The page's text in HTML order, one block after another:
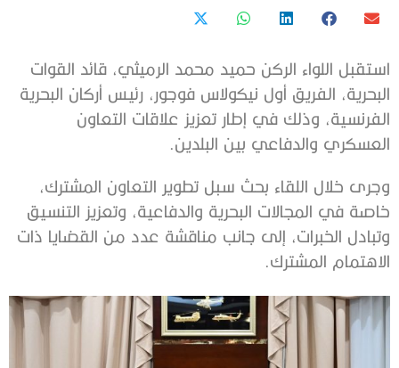
استقبل اللواء الركن حميد محمد الرميثي، قائد القوات
البحرية، الفريق أول نيكولاس فوجور، رئيس أركان البحرية
الفرنسية، وذلك في إطار تعزيز علاقات التعاون
العسكري والدفاعي بين البلدين.
وجرى خلال اللقاء بحث سبل تطوير التعاون المشترك،
خاصة في المجالات البحرية والدفاعية، وتعزيز التنسيق
وتبادل الخبرات، إلى جانب مناقشة عدد من القضايا ذات
الاهتمام المشترك.